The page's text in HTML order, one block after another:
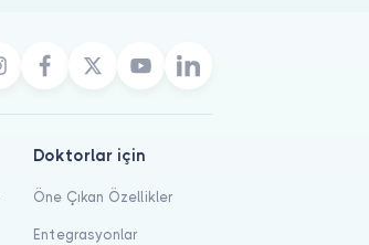
Doktorlar için
Öne Çıkan Özellikler
Entegrasyonlar